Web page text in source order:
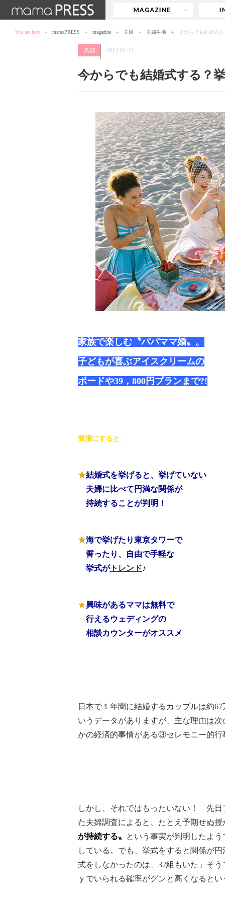
You are here mamaPRESS magazine 夫婦 夫婦生活 今からでも結婚式
夫婦 2013.05.23
今からでも結婚式する？
家族で楽しむ〝パパママ婚〟。
子どもが喜ぶアイスクリームの
ボードや39，800円プランまで?!
簡潔にすると↓
★結婚式を挙げると、挙げていない
夫婦に比べて円満な関係が
持続することが判明！
★海で挙げたり東京タワーで
誓ったり、自由で手軽な
挙式がトレンド♪
★興味があるママは無料で
行えるウェディングの
相談カウンターがオススメ
日本で１年間に結婚するカップルは約
いうデータがありますが、主な理由は次
かの経済的事情がある③セレモニー的行
しかし、それではもったいない！ 先日
た夫婦調査によると、たとえ予期せぬ
が持続する〟
という事実が判明したよ
している。でも、挙式をすると関係が
式をしなかったのは、32組もいた」そう
ｙでいられる確率がグンと高くなると